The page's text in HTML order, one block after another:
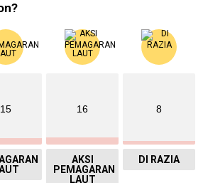
15 16
AKSI
PEMAGARAN
LAUT
8
DI RAZIA